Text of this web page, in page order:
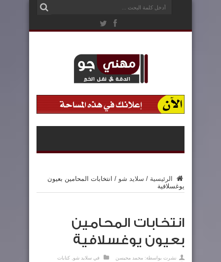
الرئيسية / سلايد شو / انتخابات المحامين بعيون
يوغسلافية
انتخابات المحامين
بعيون يوغسلافية
نشرت بواسطة: محمد محيسن في سلايد شو, كتابات